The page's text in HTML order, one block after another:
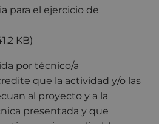
para el ejercicio de
KB)
por técnico/a
que la actividad y/o las
al proyecto y a la
presentada y que